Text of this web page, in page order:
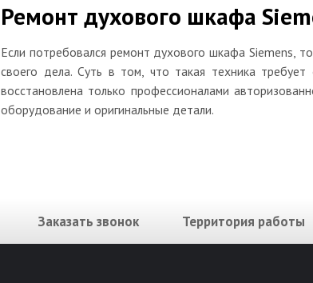
Ремонт духового шкафа
Если потребовался ремонт духового шкафа Siemens,
своего дела. Суть в том, что такая техника
восстановлена только профессионалами
оборудование и оригинальные детали.
Заказать звонок Территория работы